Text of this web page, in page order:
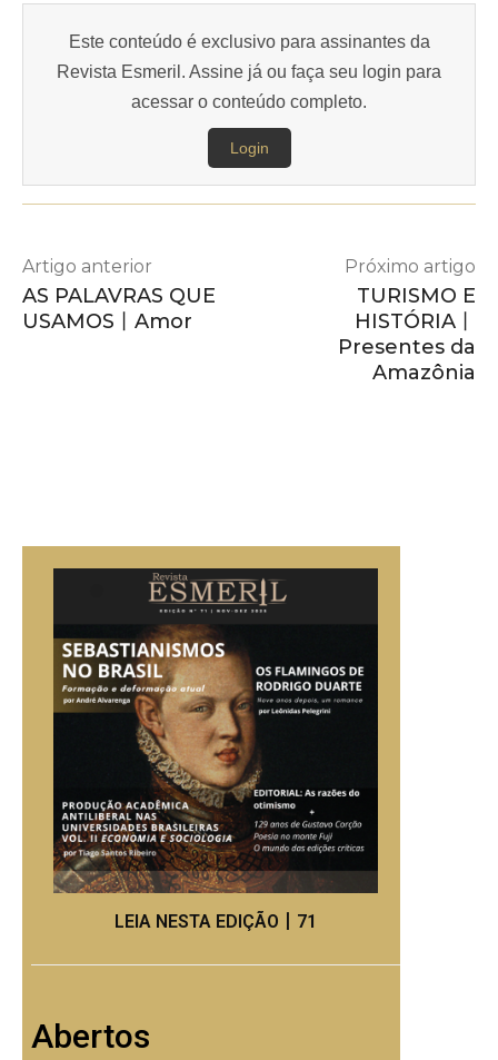
Este conteúdo é exclusivo para assinantes da
Revista Esmeril. Assine já ou faça seu login para
acessar o conteúdo completo.
Login
Artigo anterior
AS PALAVRAS QUE
USAMOS丨Amor
Próximo artigo
TURISMO E
HISTÓRIA丨
Presentes da
Amazônia
LEIA NESTA EDIÇÃO丨71
Abertos